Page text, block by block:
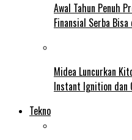
Awal Tahun Penuh
Finansial Serba
Midea Luncurkan
Instant Ignition dan
Tekno